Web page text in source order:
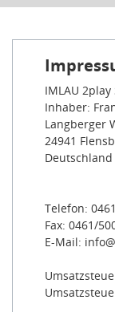
IMLAU
Inhaber:
Langberger
24941
Deutschland
Telefon:
Fax: 0461/
E-Mail: